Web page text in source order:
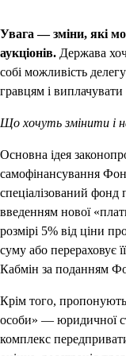
Увага — зміни, які
аукціонів. Держава
собі можливість
гравцям і
Що хочуть змінити і
Основна ідея
самофінансування
спеціалізований фонд
введенням нової
розмірі 5% від ціни
суму або перераховує
Кабмін за поданням
Крім того, пропонують
особи» — юридичної
комплекс